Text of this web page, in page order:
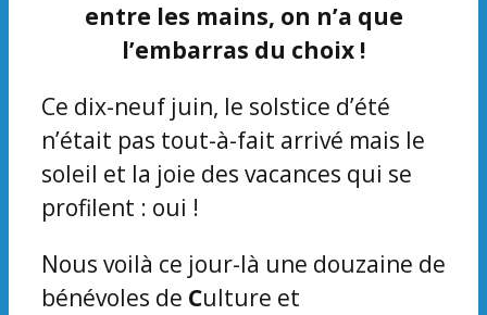
entre les mains, on n’a que
l’embarras du choix !
Ce dix-neuf juin, le solstice d’été
n’était pas tout-à-fait arrivé mais le
soleil et la joie des vacances qui se
profilent : oui !
Nous voilà ce jour-là une douzaine de
bénévoles de Culture et